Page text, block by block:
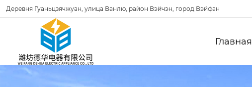
Деревня Гуаньцзячжуан, улица Ванлю, район Вэйчэн, город Вэйфан
Главная